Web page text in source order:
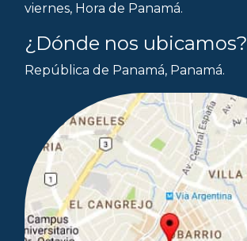
viernes, Hora de Panamá.
¿Dónde nos ubicamos?
República de Panamá, Panamá.